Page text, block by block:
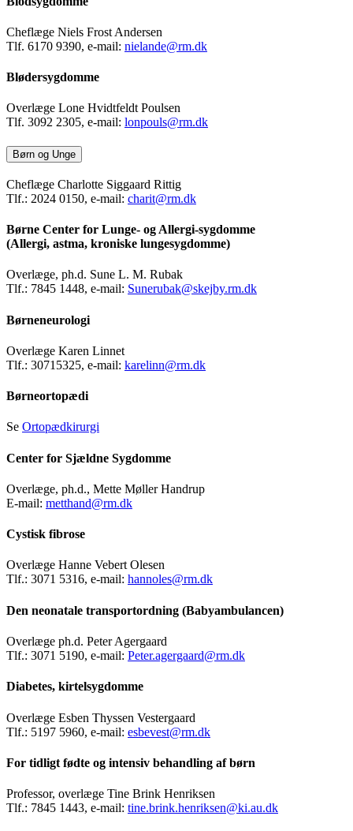
Cheflæge Niels Frost Andersen
Tlf. 6170 9390, e-mail: nielande@rm.dk
Blødersygdomme
Overlæge Lone Hvidtfeldt Poulsen
Tlf. 3092 2305, e-mail: lonpouls@rm.dk
Børn og Unge
Cheflæge Charlotte Siggaard Rittig
Tlf.: 2024 0150, e-mail: charit@rm.dk
Børne Center for Lunge- og Allergi-sygdomme
(Allergi, astma, kroniske lungesygdomme)
Overlæge, ph.d. Sune L. M. Rubak
Tlf.: 7845 1448, e-mail: Sunerubak@skejby.rm.dk
Børneneurologi
Overlæge Karen Linnet
Tlf.: 30715325, e-mail: karelinn@rm.dk
Børneortopædi
Se Ortopædkirurgi
Center for Sjældne Sygdomme
Overlæge, ph.d., Mette Møller Handrup
E-mail: metthand@rm.dk
Cystisk fibrose
Overlæge Hanne Vebert Olesen
Tlf.: 3071 5316, e-mail: hannoles@rm.dk
Den neonatale transportordning (Babyambulancen)
Overlæge ph.d. Peter Agergaard
Tlf.: 3071 5190, e-mail: Peter.agergaard@rm.dk
Diabetes, kirtelsygdomme
Overlæge Esben Thyssen Vestergaard
Tlf.: 5197 5960, e-mail: esbevest@rm.dk
For tidligt fødte og intensiv behandling af børn
Professor, overlæge Tine Brink Henriksen
Tlf.: 7845 1443, e-mail: tine.brink.henriksen@ki.au.dk